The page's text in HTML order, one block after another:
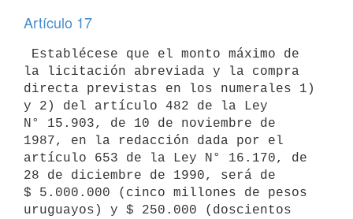
Artículo 17
Establécese que el monto máximo de
la licitación abreviada y la compra
directa previstas en los numerales 1)
y 2) del artículo 482 de la Ley
N° 15.903, de 10 de noviembre de
1987, en la redacción dada por el
artículo 653 de la Ley N° 16.170, de
28 de diciembre de 1990, será de
$ 5.000.000 (cinco millones de pesos
uruguayos) y $ 250.000 (doscientos